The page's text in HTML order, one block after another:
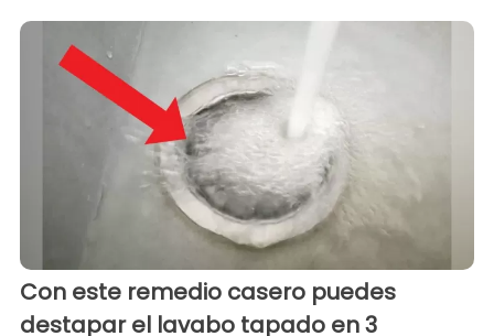
Con este remedio casero puedes
destapar el lavabo tapado en 3